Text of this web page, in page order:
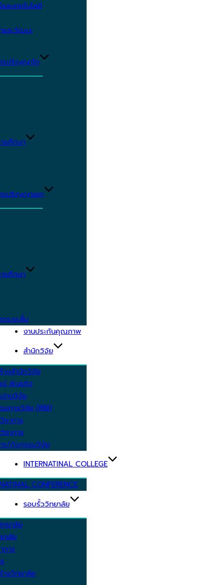
ะเทคโนโลยี
และวัฒนะ
รปริญญาโท
รศึกษา
รปริญญาเอก
รศึกษา
ระยะสั้น
งานประกันคุณภาพ
สำนักวิจัย
างสำนักวิจัย
น์ พันธกิจ
งานวิจัย
มการวิจัย (IRB)
ชาการ
ชาการ
ร/กิจกรรมวิจัย
INTERNATINAL COLLEGE
CONFERENCE
รอบรั้ววิทยาลัย
ทยาลัย
าลัย
การ
างวิทยาลัย